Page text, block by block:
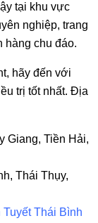
tại khu vực
nghiệp, trang
hàng chu đáo.
hãy đến với
trị tốt nhất. Địa
Giang, Tiền Hải,
Thái Thụy,
Tuyết Thái Bình